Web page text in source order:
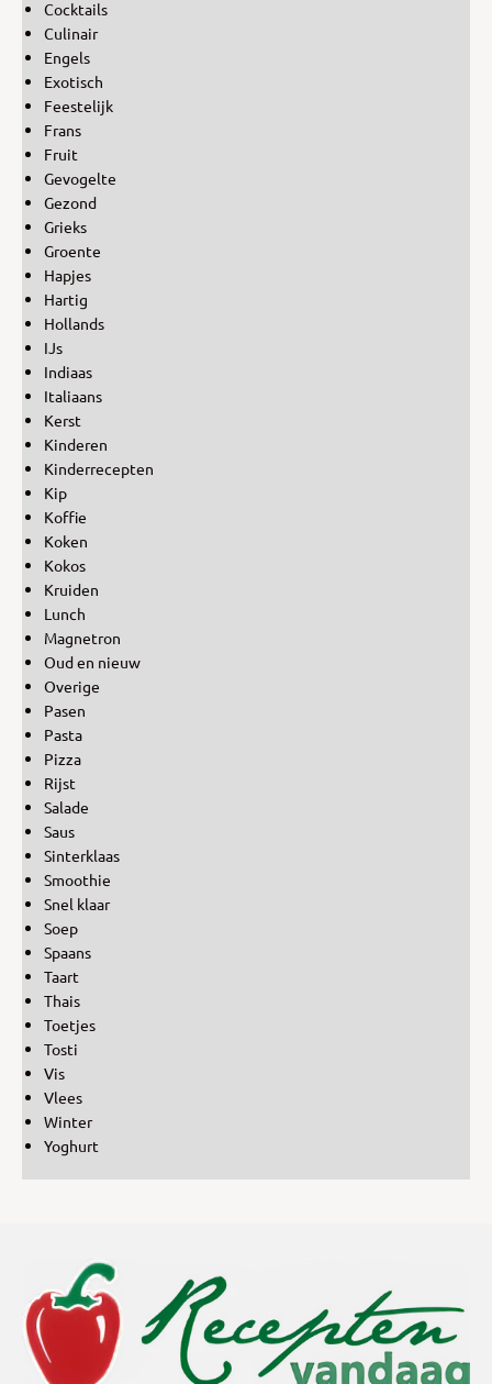
Cocktails
Culinair
Engels
Exotisch
Feestelijk
Frans
Fruit
Gevogelte
Gezond
Grieks
Groente
Hapjes
Hartig
Hollands
IJs
Indiaas
Italiaans
Kerst
Kinderen
Kinderrecepten
Kip
Koffie
Koken
Kokos
Kruiden
Lunch
Magnetron
Oud en nieuw
Overige
Pasen
Pasta
Pizza
Rijst
Salade
Saus
Sinterklaas
Smoothie
Snel klaar
Soep
Spaans
Taart
Thais
Toetjes
Tosti
Vis
Vlees
Winter
Yoghurt